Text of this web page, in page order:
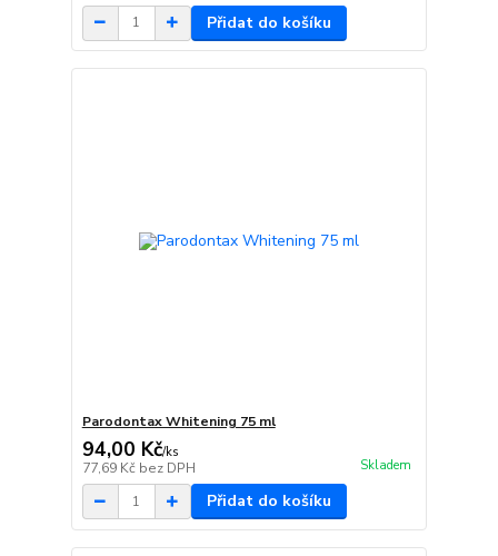
Přidat do košíku
Parodontax Whitening 75 ml
94,00 Kč/ks
77,69 Kč bez DPH Skladem
Přidat do košíku